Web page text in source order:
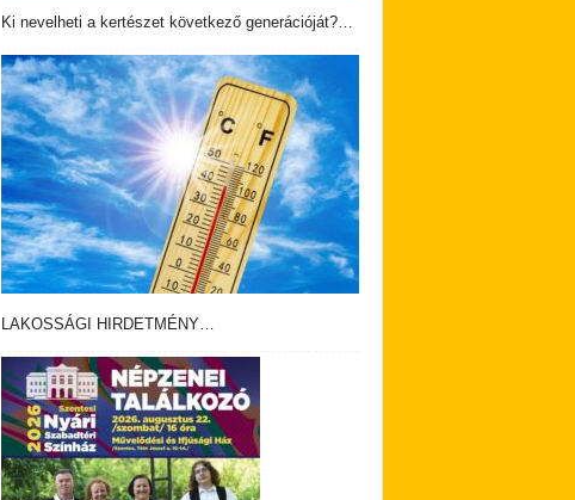
Ki nevelheti a kertészet következő generációját?…
LAKOSSÁGI HIRDETMÉNY…